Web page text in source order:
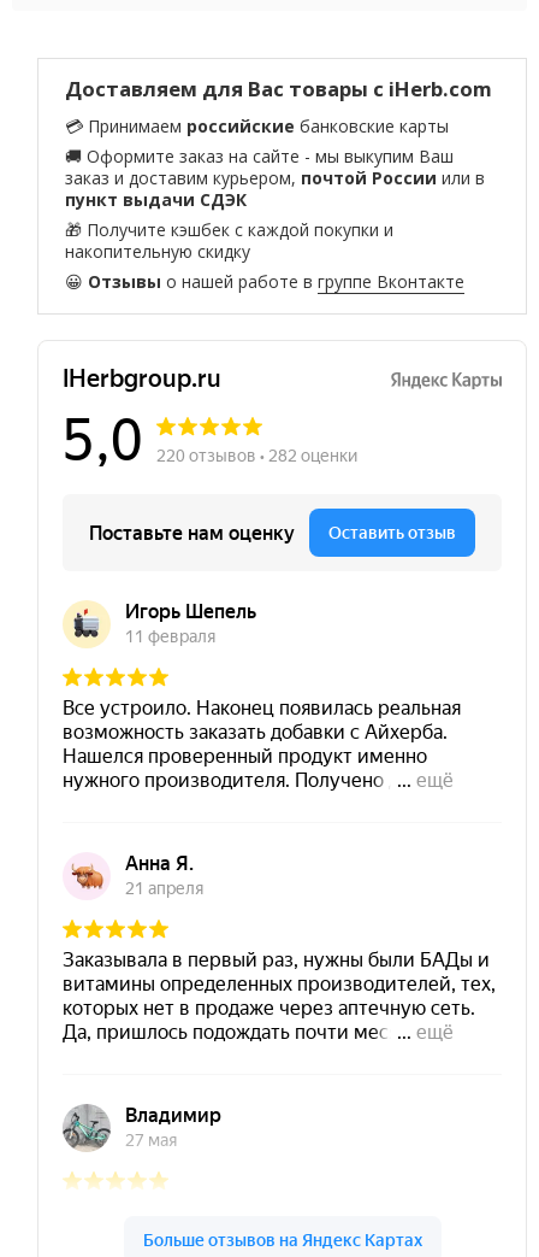
Доставляем для Вас товары с iHerb.com
💳 Принимаем российские банковские карты
🚚 Оформите заказ на сайте - мы выкупим Ваш
заказ и доставим курьером, почтой России или в
пункт выдачи СДЭК
🎁 Получите кэшбек с каждой покупки и
накопительную скидку
😀 Отзывы о нашей работе вгруппе Вконтакте